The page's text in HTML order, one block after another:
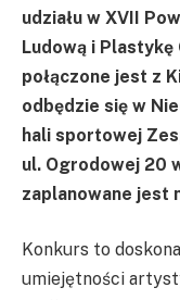
udziału w XVII
Ludową i
połączone jest z
odbędzie się w
hali sportowej
ul. Ogrodowej 20
zaplanowane jest
Konkurs to
umiejętności